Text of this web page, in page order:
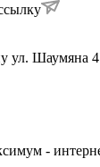
ул. Шаумяна
-